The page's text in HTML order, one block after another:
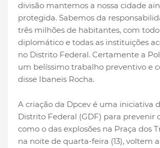
divisão mantemos a nossa cidade
protegida. Sabemos da
três milhões de habitantes, com
diplomático e todas as instituições
no Distrito Federal. Certamente a
um belíssimo trabalho preventivo e
disse Ibaneis Rocha.
A criação da Dpcev é uma iniciativa
Distrito Federal (GDF) para prevenir
como o das explosões na Praça dos
na noite de quarta-feira (13), voltem